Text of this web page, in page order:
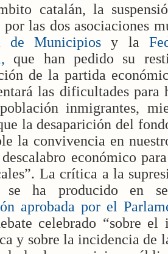
catalán, la
las dos asociaciones
de Municipios y la
que han pedido su
de la partida
las dificultades para
inmigrantes,
la desaparición del
la convivencia en
económico
La crítica a la
se ha producido en
aprobada por el
celebrado “sobre
y sobre la incidencia de